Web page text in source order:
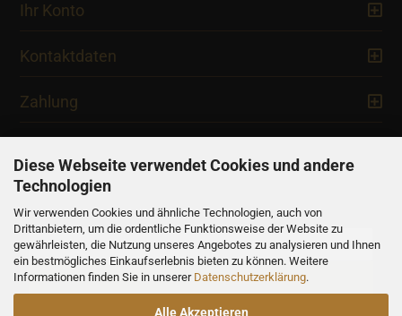
Diese Webseite verwendet Cookies und andere
Technologien
Wir verwenden Cookies und ähnliche Technologien, auch von
Drittanbietern, um die ordentliche Funktionsweise der Website zu
gewährleisten, die Nutzung unseres Angebotes zu analysieren und Ihnen
ein bestmögliches Einkaufserlebnis bieten zu können. Weitere
Informationen finden Sie in unserer Datenschutzerklärung.
Alle Akzeptieren
Ihr Konto
Kontaktdaten
Zahlung
Newsletter